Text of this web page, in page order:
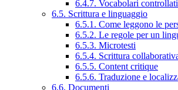
6.4.7. Vocabolari
6.5. Scrittura e linguaggio
6.5.1. Come leggono le
6.5.2. Le regole per un
6.5.3. Microtesti
6.5.4. Scrittura
6.5.5. Content critique
6.5.6. Traduzione e
6.6. Documenti